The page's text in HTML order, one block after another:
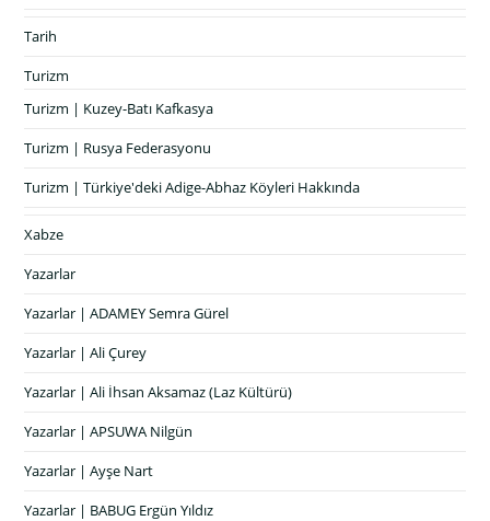
Tarih
Turizm
Turizm | Kuzey-Batı Kafkasya
Turizm | Rusya Federasyonu
Turizm | Türkiye'deki Adige-Abhaz Köyleri Hakkında
Xabze
Yazarlar
Yazarlar | ADAMEY Semra Gürel
Yazarlar | Ali Çurey
Yazarlar | Ali İhsan Aksamaz (Laz Kültürü)
Yazarlar | APSUWA Nilgün
Yazarlar | Ayşe Nart
Yazarlar | BABUG Ergün Yıldız